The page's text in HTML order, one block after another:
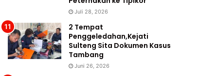
Juli 28, 2026
2 Tempat
Penggeledahan,Kejati
Sulteng Sita Dokumen Kasus
Tambang
Juni 26, 2026